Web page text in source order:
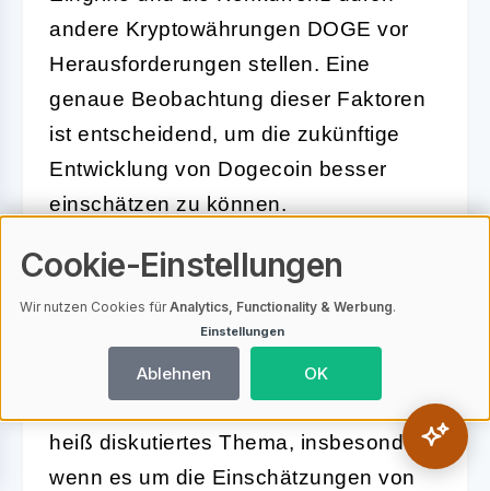
andere Kryptowährungen DOGE vor
Herausforderungen stellen. Eine
genaue Beobachtung dieser Faktoren
ist entscheidend, um die zukünftige
Entwicklung von Dogecoin besser
einschätzen zu können.
Dogecoin Kursentwicklung:
Expertenmeinungen und
Szenarioanalysen
Dogecoin Kursentwicklungist ein
heiß diskutiertes Thema, insbesondere
wenn es um die Einschätzungen von
Cookie-Einstellungen
Wir nutzen Cookies fürAnalytics, Functionality & Werbung.
Einstellungen
Ablehnen OK